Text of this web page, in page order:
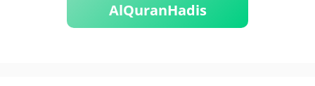
AlQuranHadis